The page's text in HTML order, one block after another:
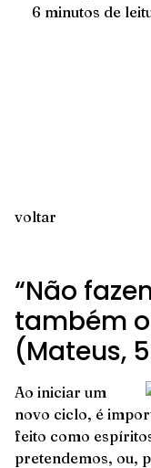
6 minutos de
voltar
“Não
também
(Mateus,
Ao iniciar um
novo ciclo, é
feito como
pretendemos, ou,